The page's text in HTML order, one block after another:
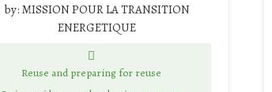
by: MISSION POUR LA TRANSITION
ENERGETIQUE
Reuse and preparing for reuse